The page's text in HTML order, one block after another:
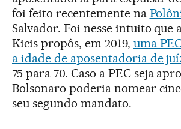
foi feito recentemente na
Salvador. Foi nesse intuito que
Kicis propôs, em 2019, uma
a idade de aposentadoria de
75 para 70. Caso a PEC seja
Bolsonaro poderia nomear
seu segundo mandato.